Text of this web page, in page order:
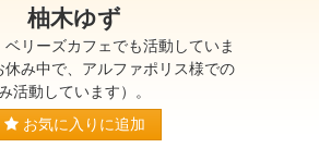
柚木ゆず
ベリーズカフェでも活動していま
休み中で、アルファポリス様での
活動しています）。
お気に入りに追加